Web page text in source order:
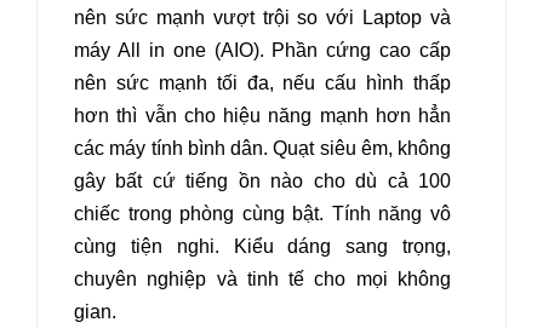
nên sức mạnh vượt trội so với Laptop và
máy All in one (AIO). Phần cứng cao cấp
nên sức mạnh tối đa, nếu cấu hình thấp
hơn thì vẫn cho hiệu năng mạnh hơn hẳn
các máy tính bình dân. Quạt siêu êm, không
gây bất cứ tiếng ồn nào cho dù cả 100
chiếc trong phòng cùng bật. Tính năng vô
cùng tiện nghi. Kiểu dáng sang trọng,
chuyên nghiệp và tinh tế cho mọi không
gian.